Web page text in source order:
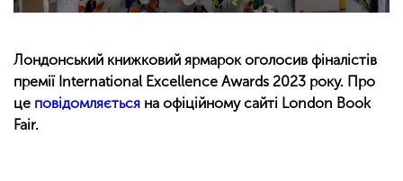
Лондонський книжковий ярмарок оголосив фіналістів
премії International Excellence Awards 2023 року. Про
це повідомляється на офіційному сайті London Book
Fair.